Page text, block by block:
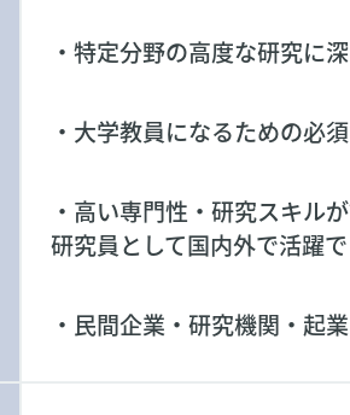
・特定分野の高度な研究に
・大学教員になるための必
・高い専門性・研究スキル
研究員として国内外で活躍
・民間企業・研究機関・起